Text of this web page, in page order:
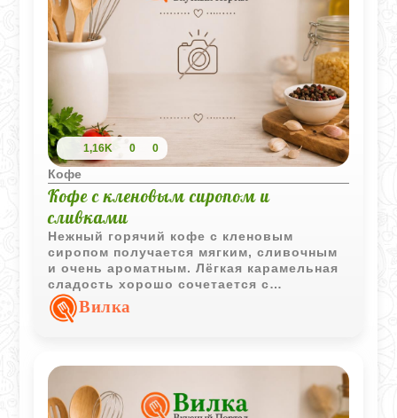
1,16K 0 0
Кофе
Кофе с кленовым сиропом и
сливками
Нежный горячий кофе с кленовым
сиропом получается мягким, сливочным
и очень ароматным. Лёгкая карамельная
сладость хорошо сочетается с
насыщенным вкусом кофе, а воздушные
сливки делают напиток особенно
Вилка